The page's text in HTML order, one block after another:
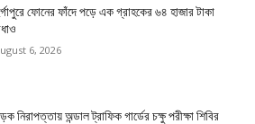
ফোনের ফাঁদে পড়ে এক গ্রাহকের ৬৪ হাজার টাকা
6, 2026
নিরাপত্তায় অন্ডাল ট্রাফিক গার্ডের চক্ষু পরীক্ষা শিবির